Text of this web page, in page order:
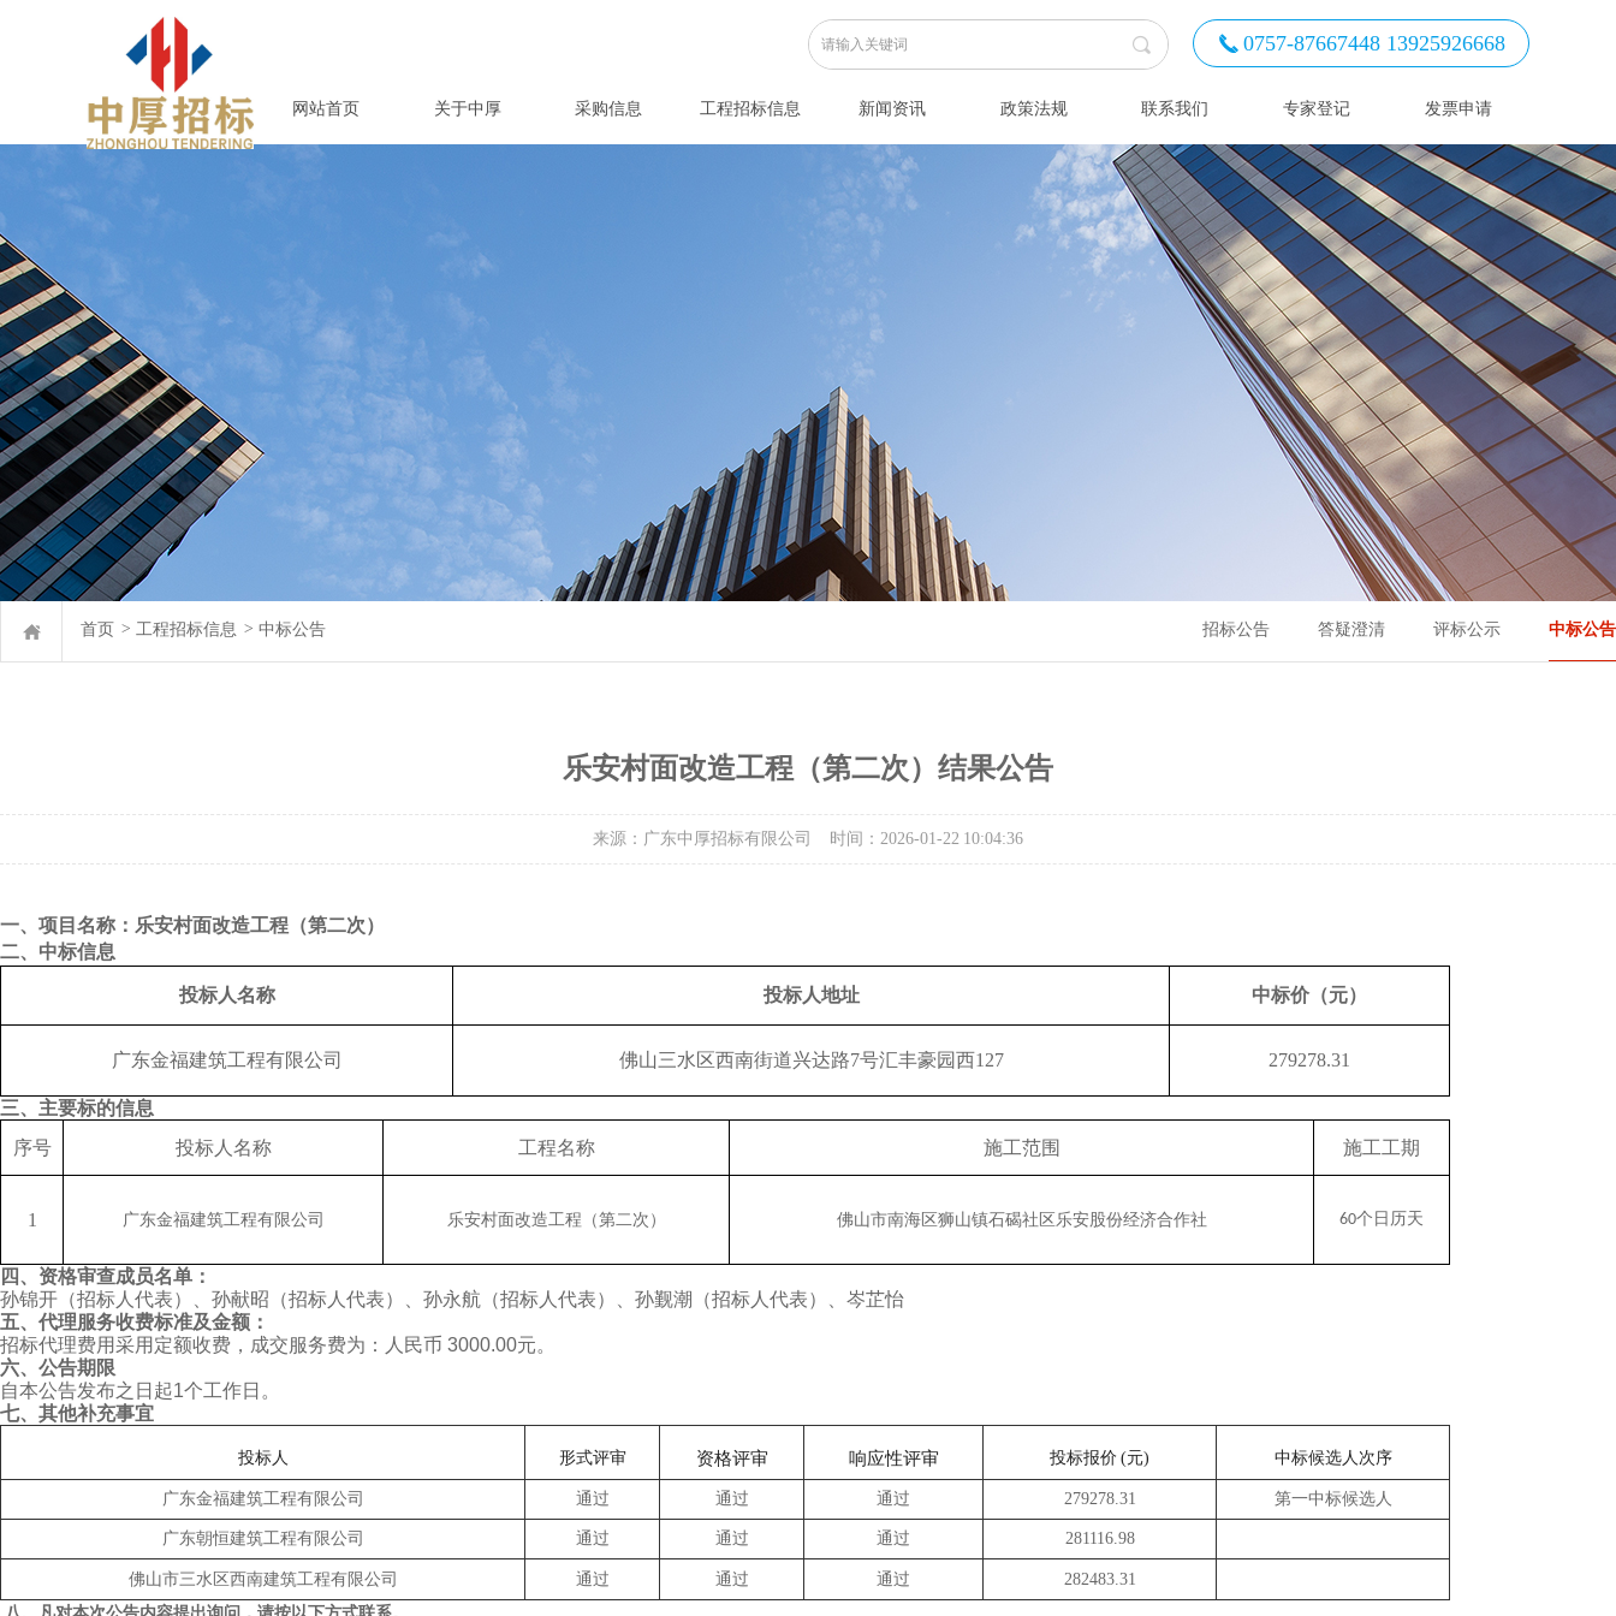
网站首页 关于中厚 采购信息 工程招标信息 新闻资讯 政策法规 联系我们 专家登记 发票申请
끅 0757-87667448 13925926668
首页 > 工程招标信息 > 中标公告 招标公告 答疑澄清 评标公示 中标公告
乐安村面改造工程（第二次）结果公告
来源：广东中厚招标有限公司 时间：2026-01-22 10:04:36
一、项目名称：乐安村面改造工程（第二次）
二、 中标信息
投标人名称 投标人地址 中标价（元）
广东金福建筑工程有限公司 佛山三水区西南街道兴达路7号汇丰豪园西127 279278.31
三、 主要标的信息
序号
投标人 名称 工程名称 施工范围 施工工期
1 广东金福建筑工程有限公司 乐安村面改造工程（第二次） 佛山市南海区狮山镇石碣社区乐安股份经济合作社 60个日历天
四、 资格审查成员名单：
孙锦开（招标人代表）、孙献昭（招标人代表）、孙永航（招标人代表）、孙觐潮（招标人代表）、 岑芷怡
五、 代理服务收费标准及金额：
招标代理费用采用定额收费，成交服务费为：人民币 3000.00元。
六、公告期限
自本公告发布之日起1个工作日。
七、 其他补充事宜
投标人 形式评审 资格评审 响应性评审 投标报价 (元) 中标候选人次序
广东金福建筑工程有限公司 通过 通过 通过 279278.31 第一中标候选人
广东朝恒建筑工程有限公司 通过 通过 通过 281116.98
佛山市三水区 西南建筑工程有限公司 通过 通过 通过
282483.31